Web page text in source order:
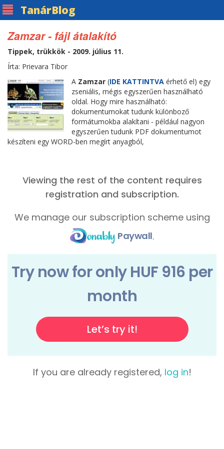
TanárBlog
Zamzar - fájl átalakító
Tippek, trükkök - 2009. július 11.
Írta: Prievara Tibor
A Zamzar (IDE KATTINTVA érhető el) egy
zseniális, mégis egyszerűen használható
oldal. Hogy mire használható:
dokumentumokat tudunk különboző
formátumokba alakítani - például nagyon
egyszerűen tudunk PDF dokumentumot
készíteni egy WORD-ben megírt anyagból,